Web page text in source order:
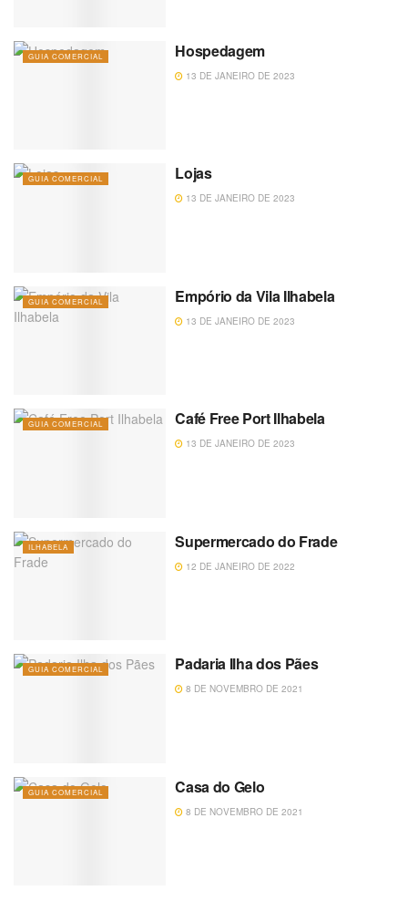
GUIA COMERCIAL Hospedagem
13 DE JANEIRO DE 2023
GUIA COMERCIAL Lojas
13 DE JANEIRO DE 2023
GUIA COMERCIAL Empório da Vila Ilhabela
13 DE JANEIRO DE 2023
GUIA COMERCIAL Café Free Port Ilhabela
13 DE JANEIRO DE 2023
ILHABELA Supermercado do Frade
12 DE JANEIRO DE 2022
GUIA COMERCIAL Padaria Ilha dos Pães
8 DE NOVEMBRO DE 2021
GUIA COMERCIAL Casa do Gelo
8 DE NOVEMBRO DE 2021